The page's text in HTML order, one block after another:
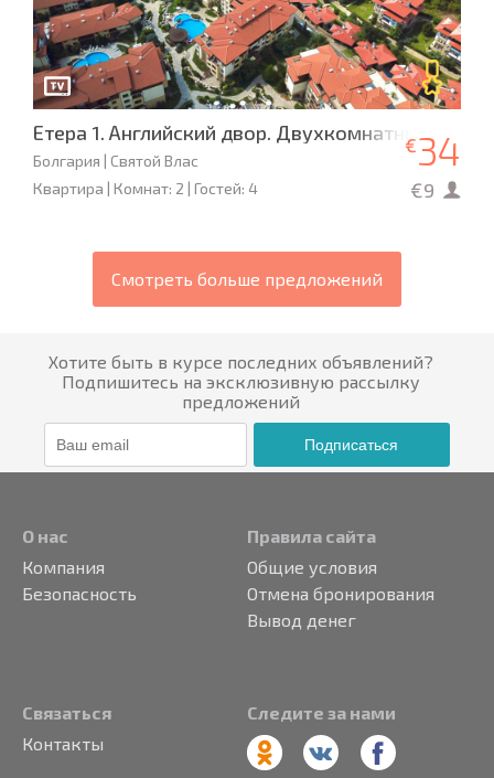
Етера 1. Английский двор. Двухкомнатный
Болгария | Святой Влас
Квартира | Комнат: 2 | Гостей: 4
€34
€9
Смотреть больше предложений
Хотите быть в курсе последних объявлений?
Подпишитесь на эксклюзивную рассылку
предложений
Подписаться
О нас
Компания
Безопасность
Правила сайта
Общие условия
Отмена бронирования
Вывод денег
Связаться
Контакты
Следите за нами